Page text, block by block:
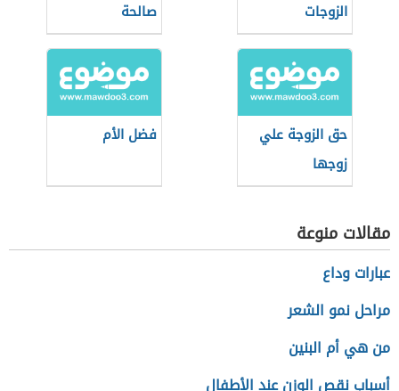
الزوجات
صالحة
حق الزوجة علي
زوجها
فضل الأم
مقالات منوعة
عبارات وداع
مراحل نمو الشعر
من هي أم البنين
أسباب نقص الوزن عند الأطفال